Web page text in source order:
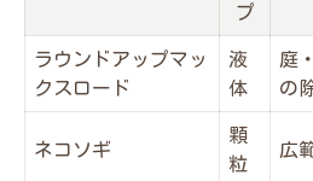
プ
ラウンドアップマッ
クスロード
液
体
庭
の
ネコソギ
顆
粒
広